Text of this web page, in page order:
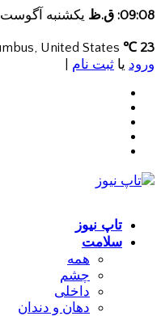
09:08: ق.ظ یکشنبه آگوست 9, 2026
23 ℃
ورود یا ثبت نام
تاپ نیوز
سلامت
همه
چشم
داخلی
دهان و دندان